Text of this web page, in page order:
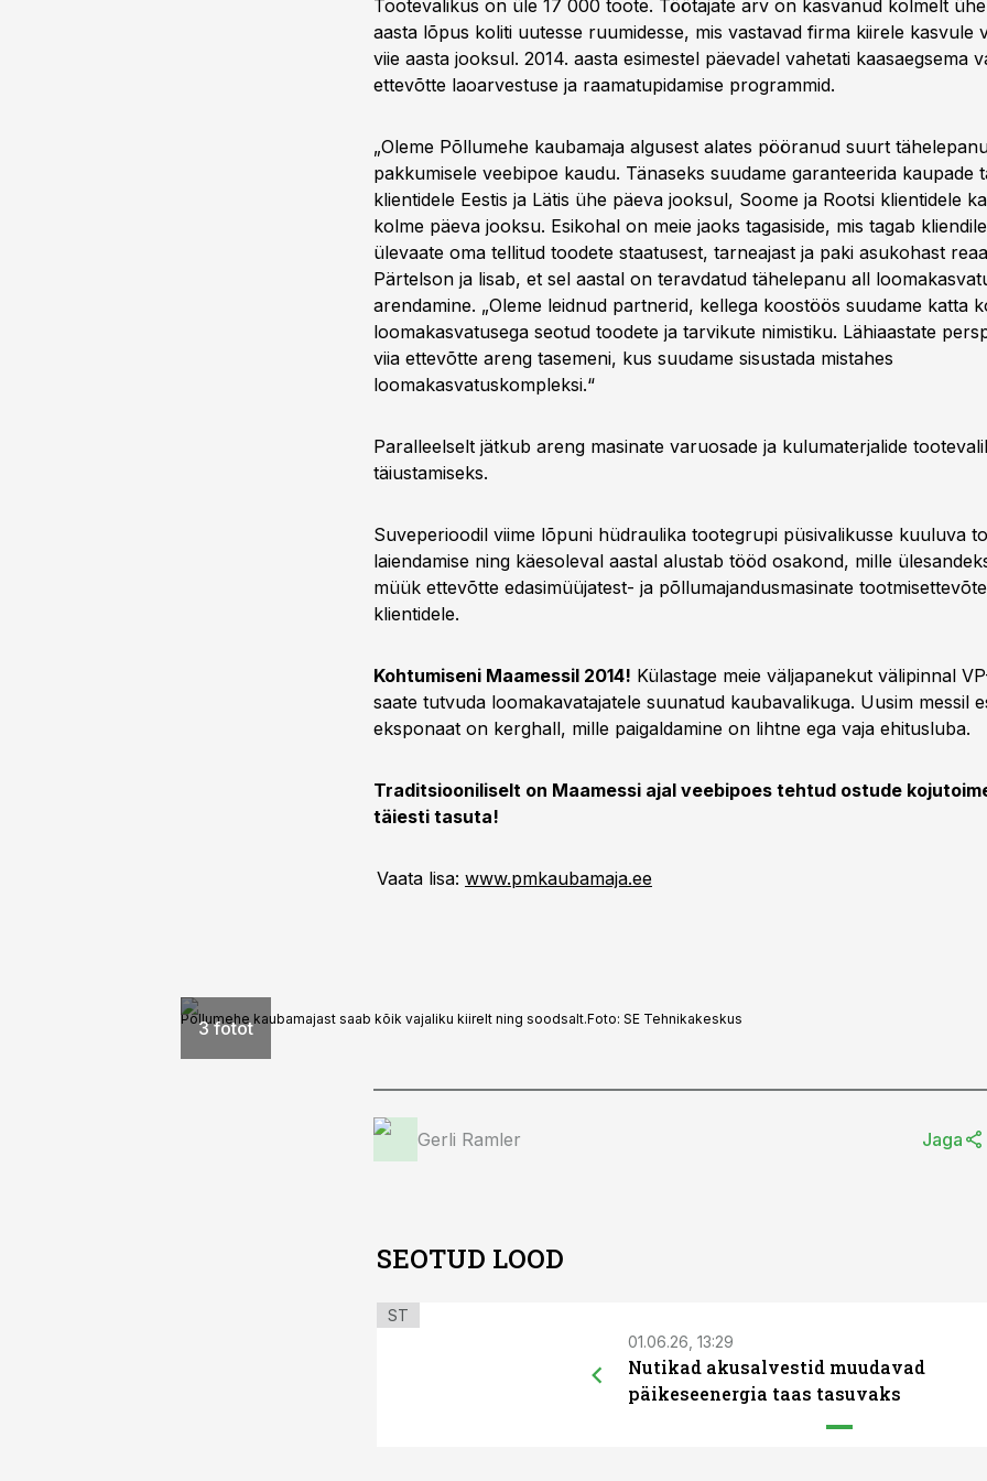
Tootevalikus on üle 17 000 toote. Töötajate arv on kasvanud kolmelt
aasta lõpus koliti uutesse ruumidesse, mis vastavad firma kiirele kasvule
viie aasta jooksul. 2014. aasta esimestel päevadel vahetati kaasaegsema
ettevõtte laoarvestuse ja raamatupidamise programmid.
„Oleme Põllumehe kaubamaja algusest alates pööranud suurt
pakkumisele veebipoe kaudu. Tänaseks suudame garanteerida kaupade
klientidele Eestis ja Lätis ühe päeva jooksul, Soome ja Rootsi klientidele
kolme päeva jooksu. Esikohal on meie jaoks tagasiside, mis tagab
ülevaate oma tellitud toodete staatusest, tarneajast ja paki asukohast
Pärtelson ja lisab, et sel aastal on teravdatud tähelepanu all
arendamine. „Oleme leidnud partnerid, kellega koostöös suudame katta
loomakasvatusega seotud toodete ja tarvikute nimistiku. Lähiaastate
viia ettevõtte areng tasemeni, kus suudame sisustada mistahes
loomakasvatuskompleksi.“
Paralleelselt jätkub areng masinate varuosade ja kulumaterjalide
täiustamiseks.
Suveperioodil viime lõpuni hüdraulika tootegrupi püsivalikusse kuuluva
laiendamise ning käesoleval aastal alustab tööd osakond, mille
müük ettevõtte edasimüüjatest- ja põllumajandusmasinate
klientidele.
Kohtumiseni Maamessil 2014! Külastage meie väljapanekut välipinnal
saate tutvuda loomakavatajatele suunatud kaubavalikuga. Uusim messil
eksponaat on kerghall, mille paigaldamine on lihtne ega vaja ehitusluba.
Traditsiooniliselt on Maamessi ajal veebipoes tehtud ostude
täiesti tasuta!
Vaata lisa: www.pmkaubamaja.ee
3 fotot
Põllumehe kaubamajast saab kõik vajaliku kiirelt ning soodsalt.Foto: SE Tehnikakeskus
Gerli Ramler Jaga
SEOTUD LOOD
ST
01.06.26, 13:29
Nutikad akusalvestid muudavad
päikeseenergia taas tasuvaks